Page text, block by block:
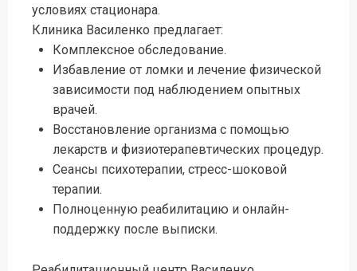
условиях стационара.
Клиника Василенко предлагает:
Комплексное обследование.
Избавление от ломки и лечение физической
зависимости под наблюдением опытных
врачей.
Восстановление организма с помощью
лекарств и физиотерапевтических процедур.
Сеансы психотерапии, стресс-шоковой
терапии.
Полноценную реабилитацию и онлайн-
поддержку после выписки.